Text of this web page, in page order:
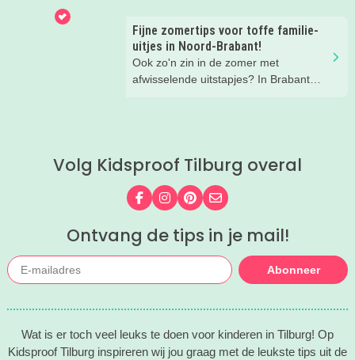
terwijl jij geniet van het eten en
drinken.
Wij hebben een paar restaurants met
terras en speeltuin in Tilburg en
omgeving voor je op een rij gezet. Dat
Fijne zomertips voor toffe familie-
uitjes in Noord-Brabant!
Ook zo'n zin in de zomer met
afwisselende uitstapjes? In Brabant
gezellige steden. Wij verzamelden hele
toffe tips voor je.
Volg Kidsproof Tilburg overal
Volg ons op Facebook
Volg ons op Instagram
Volg ons op Pinterest
Mail ons
Ontvang de tips in je mail!
Abonneer
Wat is er toch veel leuks te doen voor kinderen in Tilburg! Op
Kidsproof Tilburg inspireren wij jou graag met de leukste tips uit de